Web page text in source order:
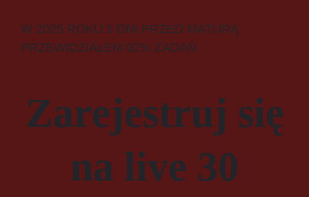
W 2025 ROKU 5 DNI PRZED MATURĄ
PRZEWIDZIAŁEM 92% ZADAŃ
Zarejestruj się
na live 30